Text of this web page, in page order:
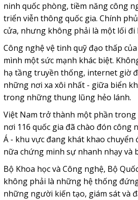
ninh quốc phòng, tiềm năng công
triển viễn thông quốc gia. Chính
cửa, nhưng không phải là một lối đi
Công nghệ vệ tinh quỹ đạo thấp
mình một sức mạnh khác biệt.
hạ tầng truyền thống, internet giờ
những nơi xa xôi nhất - giữa biển
trong những thung lũng hẻo lánh.
Việt Nam trở thành một phần trong
nơi 116 quốc gia đã chào đón công
Á - khu vực đang khát khao chuyển
nữa chứng minh sự nhanh nhạy và
Bộ Khoa học và Công nghệ, Bộ
không phải là những hệ thống
những người kiến tạo, giám sát và